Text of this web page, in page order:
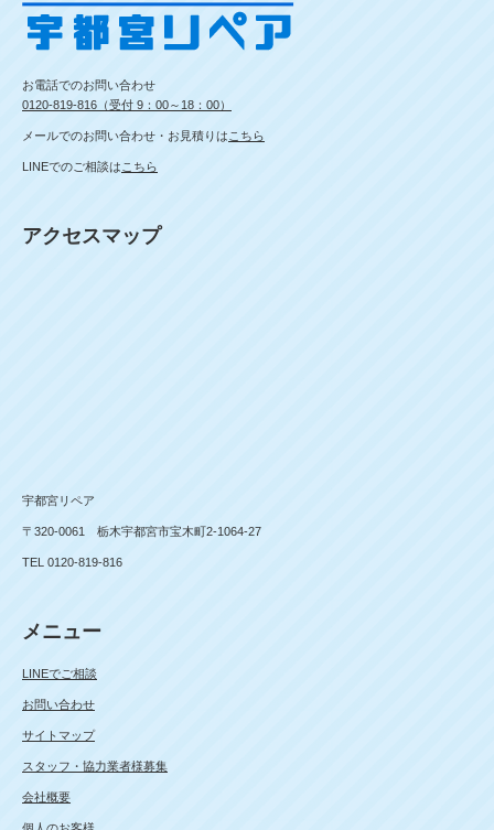
お電話でのお問い合わせ
0120-819-816（受付 9：00～18：00）
メールでのお問い合わせ・お見積りはこちら
LINEでのご相談はこちら
アクセスマップ
宇都宮リペア
〒320-0061 栃木宇都宮市宝木町2-1064-27
TEL 0120-819-816
メニュー
LINEでご相談
お問い合わせ
サイトマップ
スタッフ・協力業者様募集
会社概要